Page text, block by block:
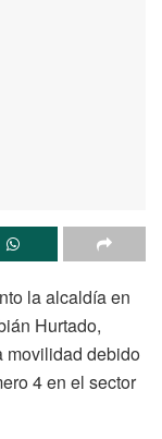
la alcaldía en
Hurtado,
movilidad debido
4 en el sector